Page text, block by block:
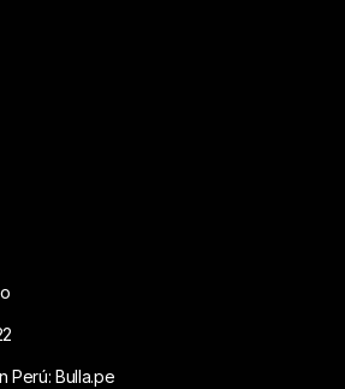
Perú: Bulla.pe